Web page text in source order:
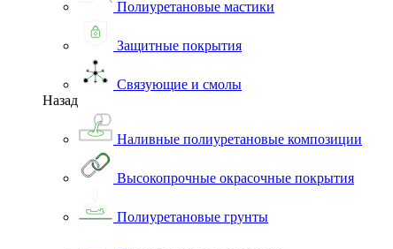
Полиуретановые мастики
Защитные покрытия
Связующие и смолы
Назад
Наливные полиуретановые композиции
Высокопрочные окрасочные покрытия
Полиуретановые грунты